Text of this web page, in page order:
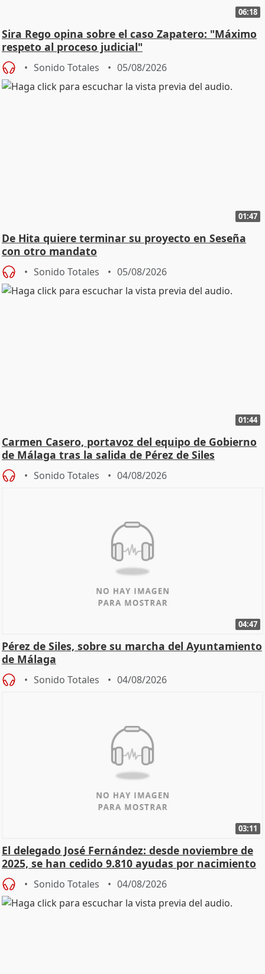
06:18
Sira Rego opina sobre el caso Zapatero: "Máximo
respeto al proceso judicial"
Sonido Totales 05/08/2026
01:47
De Hita quiere terminar su proyecto en Seseña
con otro mandato
Sonido Totales 05/08/2026
01:44
Carmen Casero, portavoz del equipo de Gobierno
de Málaga tras la salida de Pérez de Siles
Sonido Totales 04/08/2026
04:47
Pérez de Siles, sobre su marcha del Ayuntamiento
de Málaga
Sonido Totales 04/08/2026
03:11
El delegado José Fernández: desde noviembre de
2025, se han cedido 9.810 ayudas por nacimiento
Sonido Totales 04/08/2026